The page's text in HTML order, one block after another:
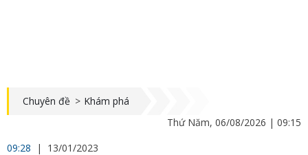
Chuyên đề > Khám phá
Thứ Năm, 06/08/2026 | 09:15
09:28
| 13/01/2023